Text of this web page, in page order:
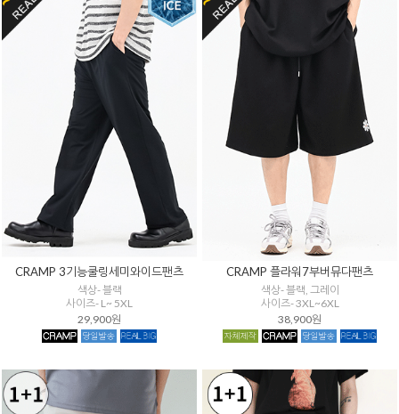
CRAMP 3기능쿨링세미와이드팬츠
색상- 블랙
사이즈- L~ 5XL
29,900원
CRAMP 플라워7부버뮤다팬츠
색상- 블랙, 그레이
사이즈- 3XL~6XL
38,900원